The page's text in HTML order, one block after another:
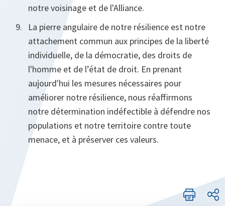
notre voisinage et de l'Alliance.
La pierre angulaire de notre résilience est notre
attachement commun aux principes de la liberté
individuelle, de la démocratie, des droits de
l'homme et de l’état de droit. En prenant
aujourd'hui les mesures nécessaires pour
améliorer notre résilience, nous réaffirmons
notre détermination indéfectible à défendre nos
populations et notre territoire contre toute
menace, et à préserver ces valeurs.